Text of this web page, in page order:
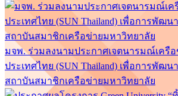
มจพ. ร่วมลงนามประกาศเจตนารมณ์เครื
ประเทศไทย (SUN Thailand) เพื่อการพัฒ
สถาบันสมาชิกเครือข่ายมหาวิทยาลัย